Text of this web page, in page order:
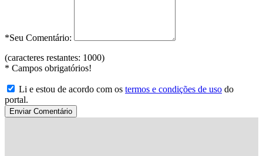
*Seu Comentário:
(caracteres restantes: 1000)
* Campos obrigatórios!
Li e estou de acordo com os termos e condições de uso do
portal.